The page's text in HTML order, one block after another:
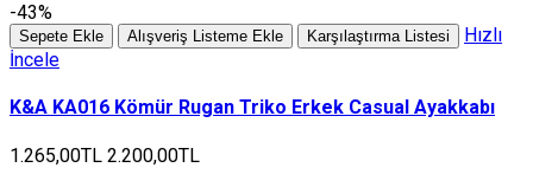
-43%
Sepete Ekle Alışveriş Listeme Ekle Karşılaştırma Listesi
Hızlı
İncele
K&A KA016 Kömür Rugan Triko Erkek Casual Ayakkabı
1.265,00TL 2.200,00TL